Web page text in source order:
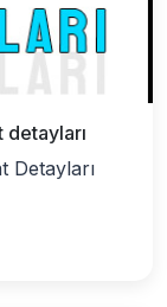
Detayları